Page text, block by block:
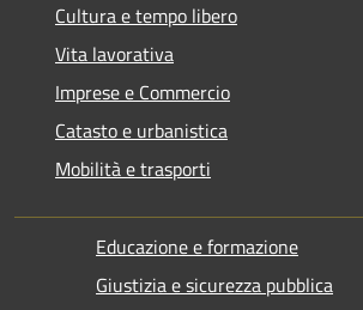
Cultura e tempo libero
Vita lavorativa
Imprese e Commercio
Catasto e urbanistica
Mobilità e trasporti
Educazione e formazione
Giustizia e sicurezza pubblica